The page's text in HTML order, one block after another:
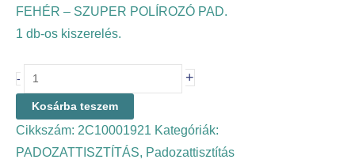
FEHÉR – SZUPER POLÍROZÓ PAD.
1 db-os kiszerelés.
- +
Kosárba teszem
Cikkszám: 2C10001921 Kategóriák:
PADOZATTISZTÍTÁS, Padozattisztítás